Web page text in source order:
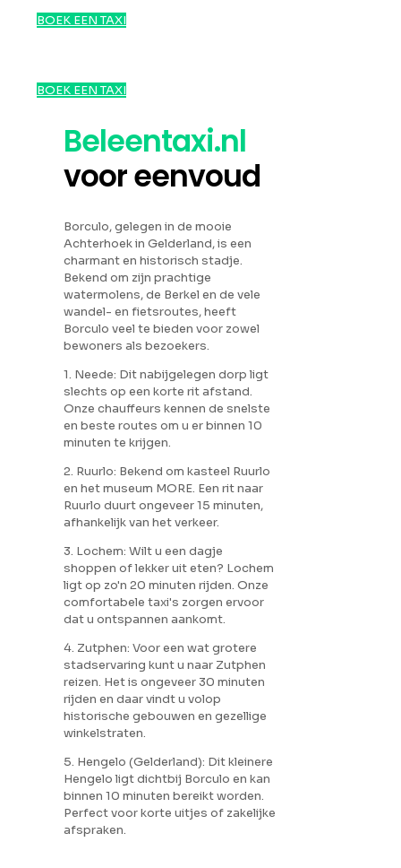
BOEK EEN TAXI
BOEK EEN TAXI
Beleentaxi.nl
voor eenvoud
Borculo, gelegen in de mooie
Achterhoek in Gelderland, is een
charmant en historisch stadje.
Bekend om zijn prachtige
watermolens, de Berkel en de vele
wandel- en fietsroutes, heeft
Borculo veel te bieden voor zowel
bewoners als bezoekers.
1. Neede: Dit nabijgelegen dorp ligt
slechts op een korte rit afstand.
Onze chauffeurs kennen de snelste
en beste routes om u er binnen 10
minuten te krijgen.
2. Ruurlo: Bekend om kasteel Ruurlo
en het museum MORE. Een rit naar
Ruurlo duurt ongeveer 15 minuten,
afhankelijk van het verkeer.
3. Lochem: Wilt u een dagje
shoppen of lekker uit eten? Lochem
ligt op zo'n 20 minuten rijden. Onze
comfortabele taxi's zorgen ervoor
dat u ontspannen aankomt.
4. Zutphen: Voor een wat grotere
stadservaring kunt u naar Zutphen
reizen. Het is ongeveer 30 minuten
rijden en daar vindt u volop
historische gebouwen en gezellige
winkelstraten.
5. Hengelo (Gelderland): Dit kleinere
Hengelo ligt dichtbij Borculo en kan
binnen 10 minuten bereikt worden.
Perfect voor korte uitjes of zakelijke
afspraken.